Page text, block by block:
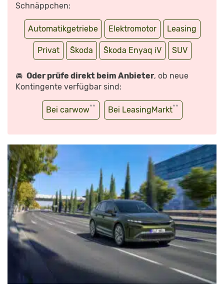
Schnäppchen:
Automatikgetriebe Elektromotor Leasing
Privat Škoda Škoda Enyaq iV SUV
🚘 Oder prüfe direkt beim Anbieter, ob neue
Kontingente verfügbar sind:
Bei carwow** Bei LeasingMarkt**